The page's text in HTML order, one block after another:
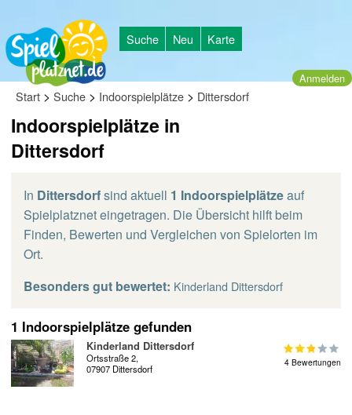
Suche Neu Karte
Anmelden
Start > Suche > Indoorspielplätze > Dittersdorf
Indoorspielplätze in
Dittersdorf
In Dittersdorfsind aktuell 1 Indoorspielplätzeauf
Spielplatznet eingetragen. Die Übersicht hilft beim
Finden, Bewerten und Vergleichen von Spielorten im
Ort.
Besonders gut bewertet: Kinderland Dittersdorf
1 Indoorspielplätze gefunden
Kinderland Dittersdorf
Ortsstraße 2,
07907 Dittersdorf
4 Bewertungen